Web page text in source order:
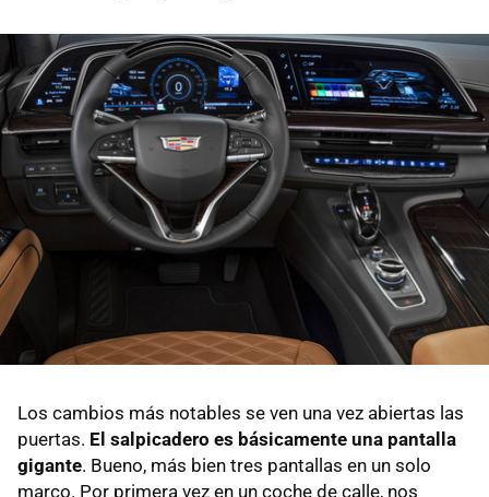
Los cambios más notables se ven una vez abiertas las
puertas. El salpicadero es básicamente una pantalla
gigante. Bueno, más bien tres pantallas en un solo
marco. Por primera vez en un coche de calle, nos